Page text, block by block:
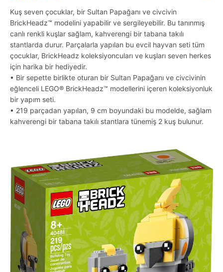
Kuş seven çocuklar, bir Sultan Papağanı ve civcivin
BrickHeadz™ modelini yapabilir ve sergileyebilir. Bu tanınmış
canlı renkli kuşlar sağlam, kahverengi bir tabana takılı
stantlarda durur. Parçalarla yapılan bu evcil hayvan seti tüm
çocuklar, BrickHeadz koleksiyoncuları ve kuşları seven herkes
için harika bir hediyedir.
• Bir sepette birlikte oturan bir Sultan Papağanı ve civcivinin
eğlenceli LEGO® BrickHeadz™ modellerini içeren koleksiyonluk
bir yapım seti.
• 219 parçadan yapılan, 9 cm boyundaki bu modelde, sağlam
kahverengi bir tabana takılı stantlara tünemiş 2 kuş bulunur.